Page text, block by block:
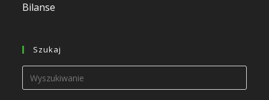
Bilanse
Szukaj